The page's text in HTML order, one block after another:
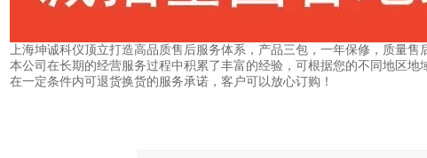
上海坤诚科仪顶立打造高品质售后服务体系，产品三包，一年保修，质量
本公司在长期的经营服务过程中积累了丰富的经验，可根据您的不同地区
在一定条件内可退货换货的服务承诺，客户可以放心订购！